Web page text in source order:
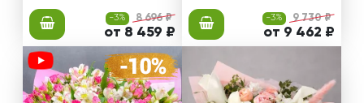
-3% 8 696 ₽
от 8 459 ₽
-3% 9 730 ₽
от 9 462 ₽